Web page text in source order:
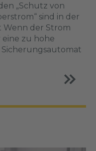
„Schutz von
sind in der
Wenn der Strom
zu hohe